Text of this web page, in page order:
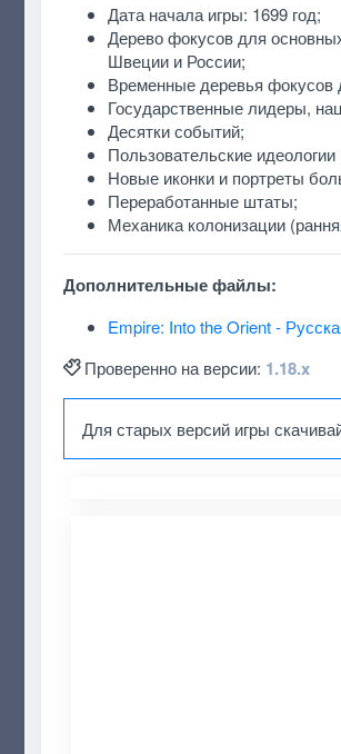
Дата начала игры: 1699 год;
Дерево фокусов для
Швеции и России;
Временные деревья фокусов
Государственные лидеры,
Десятки событий;
Пользовательские
Новые иконки и портреты
Переработанные штаты;
Механика колонизации
Дополнительные файлы:
Empire: Into the Orient -
Проверенно на версии: 1.18.x
Для старых версий игры